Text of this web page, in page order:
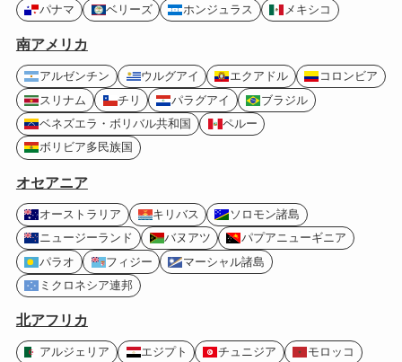
パナマ
ベリーズ ホンジュラス メキシコ
南アメリカ
アルゼンチン ウルグアイ エクアドル
コロンビア
スリナム
チリ パラグアイ
ブラジル
ベネズエラ・ボリバル共和国
ペルー
ボリビア多民族国
オセアニア
オーストラリア キリバス
ソロモン諸島
ニュージーランド
バヌアツ
パプアニューギニア
パラオ
フィジー
マーシャル諸島
ミクロネシア連邦
北アフリカ
アルジェリア エジプト チュニジア
モロッコ